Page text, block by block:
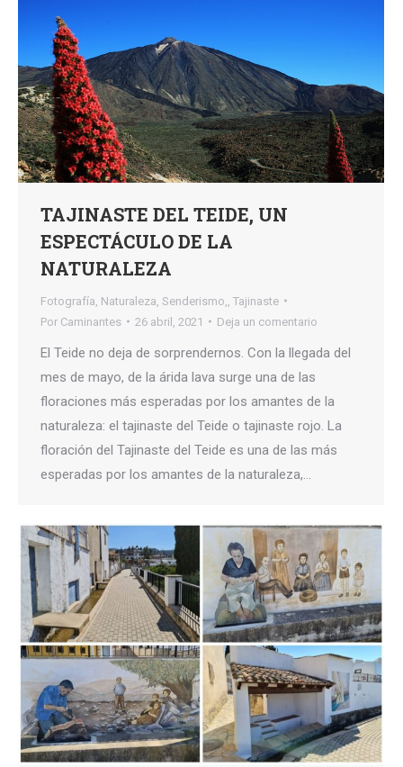
TAJINASTE DEL TEIDE, UN
ESPECTÁCULO DE LA
NATURALEZA
Fotografía Naturaleza Senderismo,
Tajinaste
Por Caminantes 26 abril, 2021 Deja un comentario
El Teide no deja de sorprendernos. Con la llegada del
mes de mayo, de la árida lava surge una de las
floraciones más esperadas por los amantes de la
naturaleza: el tajinaste del Teide o tajinaste rojo. La
floración del Tajinaste del Teide es una de las más
esperadas por los amantes de la naturaleza,…